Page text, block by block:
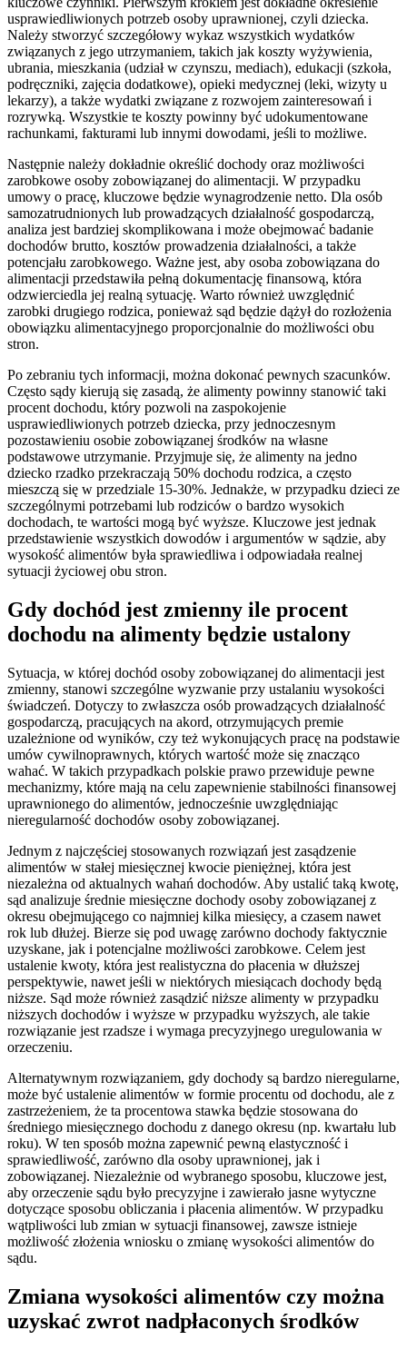
usprawiedliwionych potrzeb osoby uprawnionej, czyli dziecka.
Należy stworzyć szczegółowy wykaz wszystkich wydatków
związanych z jego utrzymaniem, takich jak koszty wyżywienia,
ubrania, mieszkania (udział w czynszu, mediach), edukacji (szkoła,
podręczniki, zajęcia dodatkowe), opieki medycznej (leki, wizyty u
lekarzy), a także wydatki związane z rozwojem zainteresowań i
rozrywką. Wszystkie te koszty powinny być udokumentowane
rachunkami, fakturami lub innymi dowodami, jeśli to możliwe.
Następnie należy dokładnie określić dochody oraz możliwości
zarobkowe osoby zobowiązanej do alimentacji. W przypadku
umowy o pracę, kluczowe będzie wynagrodzenie netto. Dla osób
samozatrudnionych lub prowadzących działalność gospodarczą,
analiza jest bardziej skomplikowana i może obejmować badanie
dochodów brutto, kosztów prowadzenia działalności, a także
potencjału zarobkowego. Ważne jest, aby osoba zobowiązana do
alimentacji przedstawiła pełną dokumentację finansową, która
odzwierciedla jej realną sytuację. Warto również uwzględnić
zarobki drugiego rodzica, ponieważ sąd będzie dążył do rozłożenia
obowiązku alimentacyjnego proporcjonalnie do możliwości obu
stron.
Po zebraniu tych informacji, można dokonać pewnych szacunków.
Często sądy kierują się zasadą, że alimenty powinny stanowić taki
procent dochodu, który pozwoli na zaspokojenie
usprawiedliwionych potrzeb dziecka, przy jednoczesnym
pozostawieniu osobie zobowiązanej środków na własne
podstawowe utrzymanie. Przyjmuje się, że alimenty na jedno
dziecko rzadko przekraczają 50% dochodu rodzica, a często
mieszczą się w przedziale 15-30%. Jednakże, w przypadku dzieci ze
szczególnymi potrzebami lub rodziców o bardzo wysokich
dochodach, te wartości mogą być wyższe. Kluczowe jest jednak
przedstawienie wszystkich dowodów i argumentów w sądzie, aby
wysokość alimentów była sprawiedliwa i odpowiadała realnej
sytuacji życiowej obu stron.
Gdy dochód jest zmienny ile procent
dochodu na alimenty będzie ustalony
Sytuacja, w której dochód osoby zobowiązanej do alimentacji jest
zmienny, stanowi szczególne wyzwanie przy ustalaniu wysokości
świadczeń. Dotyczy to zwłaszcza osób prowadzących działalność
gospodarczą, pracujących na akord, otrzymujących premie
uzależnione od wyników, czy też wykonujących pracę na podstawie
umów cywilnoprawnych, których wartość może się znacząco
wahać. W takich przypadkach polskie prawo przewiduje pewne
mechanizmy, które mają na celu zapewnienie stabilności finansowej
uprawnionego do alimentów, jednocześnie uwzględniając
nieregularność dochodów osoby zobowiązanej.
Jednym z najczęściej stosowanych rozwiązań jest zasądzenie
alimentów w stałej miesięcznej kwocie pieniężnej, która jest
niezależna od aktualnych wahań dochodów. Aby ustalić taką kwotę,
sąd analizuje średnie miesięczne dochody osoby zobowiązanej z
okresu obejmującego co najmniej kilka miesięcy, a czasem nawet
rok lub dłużej. Bierze się pod uwagę zarówno dochody faktycznie
uzyskane, jak i potencjalne możliwości zarobkowe. Celem jest
ustalenie kwoty, która jest realistyczna do płacenia w dłuższej
perspektywie, nawet jeśli w niektórych miesiącach dochody będą
niższe. Sąd może również zasądzić niższe alimenty w przypadku
niższych dochodów i wyższe w przypadku wyższych, ale takie
rozwiązanie jest rzadsze i wymaga precyzyjnego uregulowania w
orzeczeniu.
Alternatywnym rozwiązaniem, gdy dochody są bardzo nieregularne,
może być ustalenie alimentów w formie procentu od dochodu, ale z
zastrzeżeniem, że ta procentowa stawka będzie stosowana do
średniego miesięcznego dochodu z danego okresu (np. kwartału lub
roku). W ten sposób można zapewnić pewną elastyczność i
sprawiedliwość, zarówno dla osoby uprawnionej, jak i
zobowiązanej. Niezależnie od wybranego sposobu, kluczowe jest,
aby orzeczenie sądu było precyzyjne i zawierało jasne wytyczne
dotyczące sposobu obliczania i płacenia alimentów. W przypadku
wątpliwości lub zmian w sytuacji finansowej, zawsze istnieje
możliwość złożenia wniosku o zmianę wysokości alimentów do
sądu.
Zmiana wysokości alimentów czy można
uzyskać zwrot nadpłaconych środków